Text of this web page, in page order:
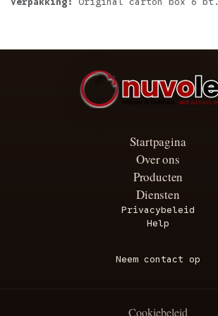
Startpagina
Over ons
Producten
Diensten
Privacybeleid
Help
Neem contact op
Cookiebeleid